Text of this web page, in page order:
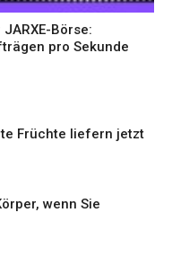
Börse:
pro Sekunde
Früchte liefern jetzt
wenn Sie